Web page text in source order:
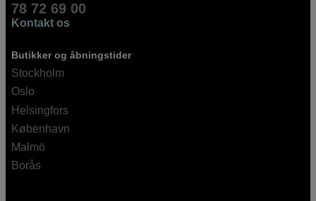
78 72 69 00
Kontakt os
Butikker og åbningstider
Stockholm
Oslo
Helsingfors
København
Malmö
Borås